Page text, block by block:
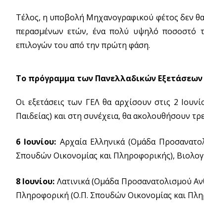
Τέλος, η υποβολή Μηχανογραφικού φέτος δεν
περασμένων ετών, ένα πολύ υψηλό ποσοστό
επιλογών του από την πρώτη φάση.
Το πρόγραμμα των Πανελλαδικών Εξετάσεων
Οι εξετάσεις των ΓΕΛ θα αρχίσουν στις 2
Παιδείας) και στη συνέχεια, θα ακολουθήσουν
6 Ιουνίου: Αρχαία Ελληνικά (Ομάδα
Σπουδών Οικονομίας και Πληροφορικής),
8 Ιουνίου: Λατινικά (Ομάδα Προσανατολισμού
Πληροφορική (Ο.Π. Σπουδών Οικονομίας και